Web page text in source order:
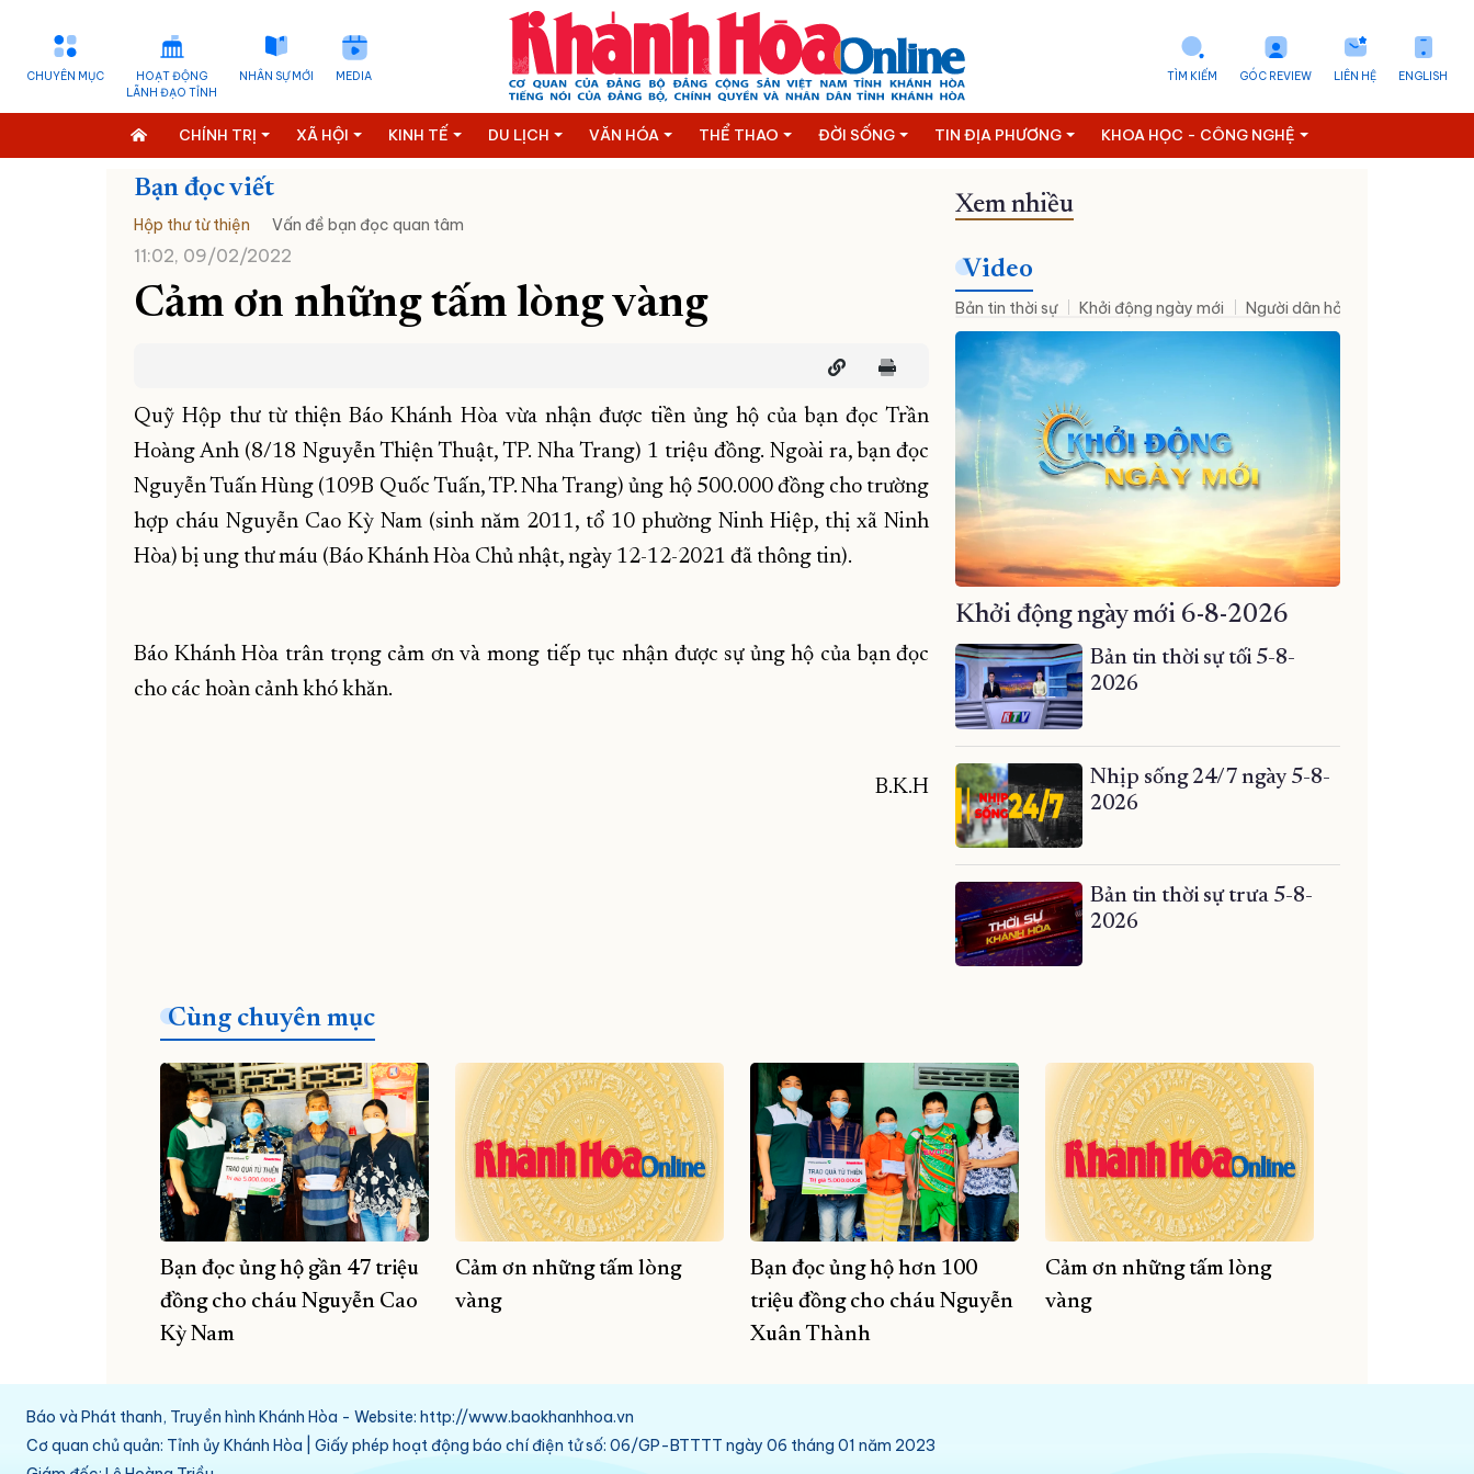
CHUYÊN MỤC
HOẠT ĐỘNG
LÃNH ĐẠO TỈNH
NHÂN SỰ MỚI MEDIA ENGLISH
LIÊN HỆ
GÓC REVIEW
TÌM KIẾM
CHÍNH TRỊ XÃ HỘI KINH TẾ DU LỊCH VĂN HÓA THỂ THAO ĐỜI SỐNG TIN ĐỊA PHƯƠNG KHOA HỌC - CÔNG NGHỆ
Bạn đọc viết
Hộp thư từ thiện Vấn đề bạn đọc quan tâm
11:02, 09/02/2022
Cảm ơn những tấm lòng vàng
Quỹ Hộp thư từ thiện Báo Khánh Hòa vừa nhận được tiền ủng hộ của bạn đọc Trần
Hoàng Anh (8/18 Nguyễn Thiện Thuật, TP. Nha Trang) 1 triệu đồng. Ngoài ra, bạn đọc
Nguyễn Tuấn Hùng (109B Quốc Tuấn, TP. Nha Trang) ủng hộ 500.000 đồng cho trường
hợp cháu Nguyễn Cao Kỳ Nam (sinh năm 2011, tổ 10 phường Ninh Hiệp, thị xã Ninh
Hòa) bị ung thư máu (Báo Khánh Hòa Chủ nhật, ngày 12-12-2021 đã thông tin).
Báo Khánh Hòa trân trọng cảm ơn và mong tiếp tục nhận được sự ủng hộ của bạn đọc
cho các hoàn cảnh khó khăn.
B.K.H
Xem nhiều
Video
Bản tin thời sự Khởi động ngày mới Người dân hỏi – Cơ quan nhà
Khởi động ngày mới 6-8-2026
Bản tin thời sự tối 5-8-
2026
Nhịp sống 24/7 ngày 5-8-
2026
Bản tin thời sự trưa 5-8-
2026
Cùng chuyên mục
Bạn đọc ủng hộ gần 47 triệu
đồng cho cháu Nguyễn Cao
Kỳ Nam
Cảm ơn những tấm lòng
vàng
Bạn đọc ủng hộ hơn 100
triệu đồng cho cháu Nguyễn
Xuân Thành
Cảm ơn những tấm lòng
vàng
Báo và Phát thanh, Truyền hình Khánh Hòa - Website: http://www.baokhanhhoa.vn
Cơ quan chủ quản: Tỉnh ủy Khánh Hòa | Giấy phép hoạt động báo chí điện tử số: 06/GP-BTTTT ngày 06 tháng 01 năm 2023